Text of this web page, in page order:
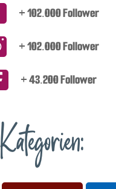
+ 102.000 Follower
+ 102.000 Follower
+ 43.200 Follower
Kategorien: